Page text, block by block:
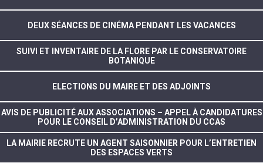
DEUX SÉANCES DE CINÉMA PENDANT LES VACANCES
SUIVI ET INVENTAIRE DE LA FLORE PAR LE CONSERVATOIRE
BOTANIQUE
ELECTIONS DU MAIRE ET DES ADJOINTS
AVIS DE PUBLICITÉ AUX ASSOCIATIONS – APPEL À CANDIDATURES
POUR LE CONSEIL D’ADMINISTRATION DU CCAS
LA MAIRIE RECRUTE UN AGENT SAISONNIER POUR L’ENTRETIEN
DES ESPACES VERTS